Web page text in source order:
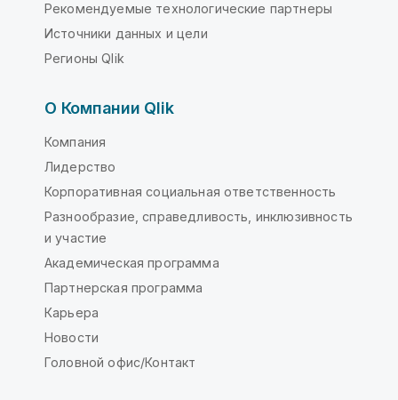
Рекомендуемые технологические партнеры
Источники данных и цели
Регионы Qlik
О Компании Qlik
Компания
Лидерство
Корпоративная социальная ответственность
Разнообразие, справедливость, инклюзивность
и участие
Академическая программа
Партнерская программа
Карьера
Новости
Головной офис/Контакт